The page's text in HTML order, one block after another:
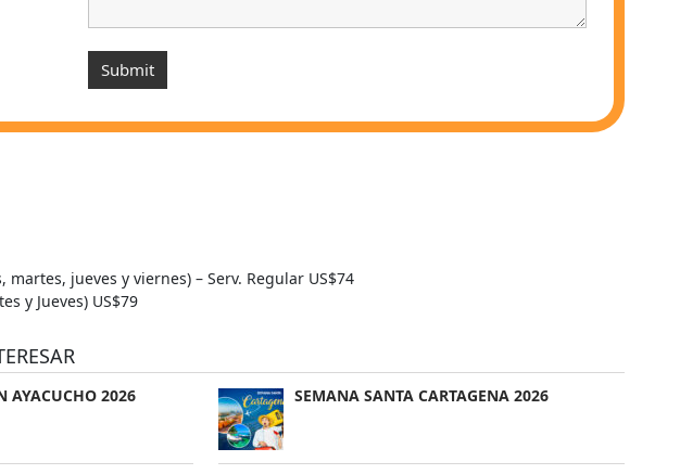
martes, jueves y viernes) – Serv. Regular US$74
y Jueves) US$79
AYACUCHO 2026 SEMANA SANTA CARTAGENA 2026